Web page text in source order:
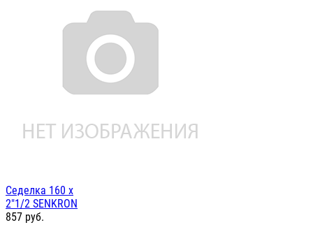
Седелка 160 х
2"1/2 SENKRON
857 руб.